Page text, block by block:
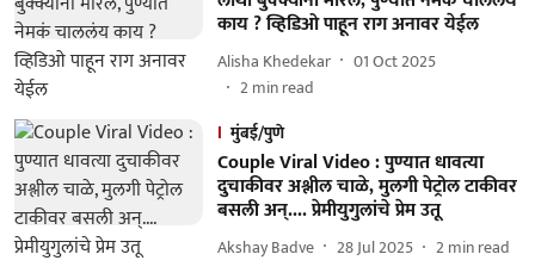
काय ? व्हिडिओ पाहून राग अनावर येईल
Alisha Khedekar
01 Oct 2025
2min read
मुंबई/पुणे
Couple Viral Video : पुण्यात धावत्या
दुचाकीवर अश्लील चाळे, मुलगी पेट्रोल टाकीवर
बसली अन्.... प्रेमीयुगुलांचे प्रेम उतू
Akshay Badve 28 Jul 2025 2min read